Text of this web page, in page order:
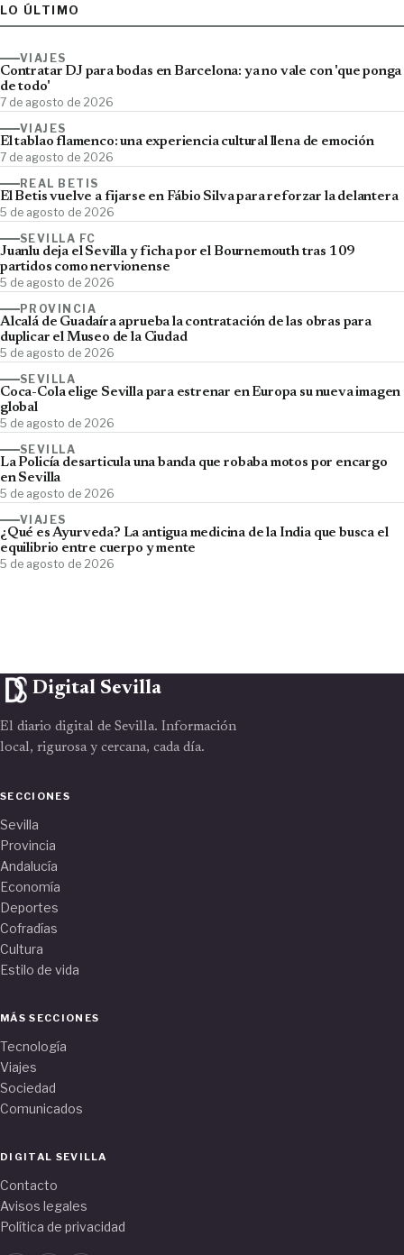
LO ÚLTIMO
VIAJES
Contratar DJ para bodas en Barcelona: ya no vale con 'que ponga
de todo'
7 de agosto de 2026
VIAJES
El tablao flamenco: una experiencia cultural llena de emoción
7 de agosto de 2026
REAL BETIS
El Betis vuelve a fijarse en Fábio Silva para reforzar la delantera
5 de agosto de 2026
SEVILLA FC
Juanlu deja el Sevilla y ficha por el Bournemouth tras 109
partidos como nervionense
5 de agosto de 2026
PROVINCIA
Alcalá de Guadaíra aprueba la contratación de las obras para
duplicar el Museo de la Ciudad
5 de agosto de 2026
SEVILLA
Coca-Cola elige Sevilla para estrenar en Europa su nueva imagen
global
5 de agosto de 2026
SEVILLA
La Policía desarticula una banda que robaba motos por encargo
en Sevilla
5 de agosto de 2026
VIAJES
¿Qué es Ayurveda? La antigua medicina de la India que busca el
equilibrio entre cuerpo y mente
5 de agosto de 2026
Digital Sevilla
El diario digital de Sevilla. Información
local, rigurosa y cercana, cada día.
SECCIONES
Sevilla
Provincia
Andalucía
Economía
Deportes
Cofradías
Cultura
Estilo de vida
MÁS SECCIONES
Tecnología
Viajes
Sociedad
Comunicados
DIGITAL SEVILLA
Contacto
Avisos legales
Política de privacidad